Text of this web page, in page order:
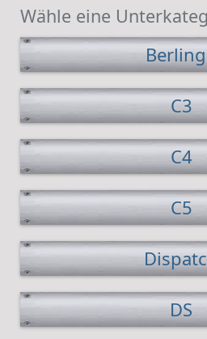
Wähle eine
C3
C4
C5
DS